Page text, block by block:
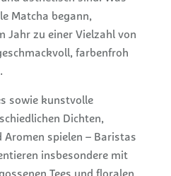
Matcha begann,
Jahr zu einer Vielzahl von
farbenfroh
sowie kunstvolle
Dichten,
Aromen spielen – Baristas
insbesondere mit